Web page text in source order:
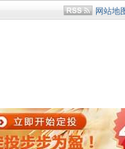
网站地